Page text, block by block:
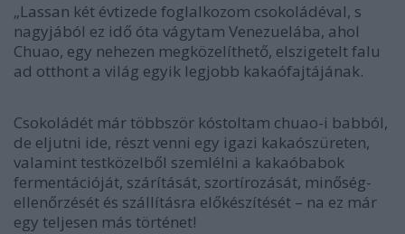
„Lassan két évtizede foglalkozom csokoládéval, s
nagyjából ez idő óta vágytam Venezuelába, ahol
Chuao, egy nehezen megközelíthető, elszigetelt falu
ad otthont a világ egyik legjobb kakaófajtájának.
Csokoládét már többször kóstoltam chuao-i babból,
de eljutni ide, részt venni egy igazi kakaószüreten,
valamint testközelből szemlélni a kakaóbabok
fermentációját, szárítását, szortírozását, minőség-
ellenőrzését és szállításra előkészítését – na ez már
egy teljesen más történet!